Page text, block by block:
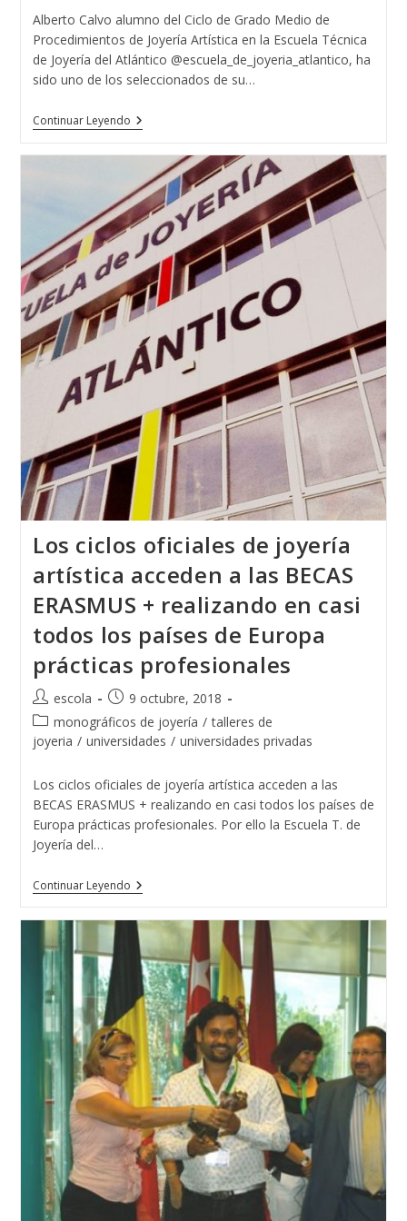
la
entrada:
Alberto Calvo alumno del Ciclo de Grado Medio de
Procedimientos de Joyería Artística en la Escuela Técnica
de Joyería del Atlántico @escuela_de_joyeria_atlantico, ha
sido uno de los seleccionados de su…
Continuar LeyendoUna
Formación
Los ciclos oficiales de joyería
artística acceden a las BECAS
ERASMUS + realizando en casi
todos los países de Europa
prácticas profesionales
Autor
de
la
entrada:
escola
Publicación
de
la
9 octubre, 2018
Categoría
de
entrada:
monográficos de joyería / talleres de
joyeria / universidades / universidades privadas
Los ciclos oficiales de joyería artística acceden a las
BECAS ERASMUS + realizando en casi todos los países de
Europa prácticas profesionales. Por ello la Escuela T. de
Joyería del…
Continuar LeyendoLos
Ciclos
De
Joyería
Artística
Acceden
Las
BECAS
ERASMUS
+
Realizando
En
Casi
Todos
Los
Países
De
Europa
Prácticas
Profesionales